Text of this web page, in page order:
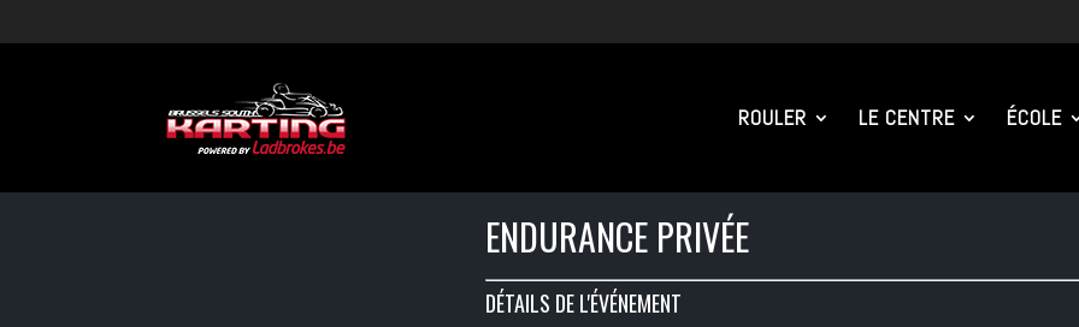
ROULER LE CENTRE ÉCOLE
ENDURANCE PRIVÉE
DÉTAILS DE L'ÉVÉNEMENT